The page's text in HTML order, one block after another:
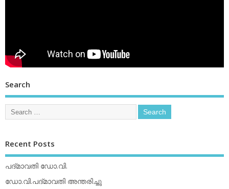
Search
Recent Posts
പദ്മാവതി ഡോ.വി.
ഡോ.വി.പദ്മാവതി അന്തരിച്ചു